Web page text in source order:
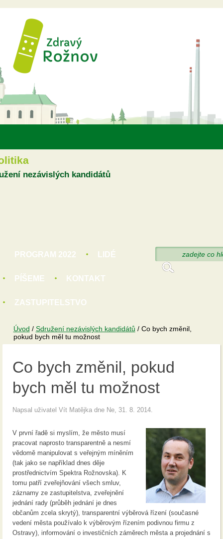
nezávislých kandidátů
PROGRAM 2022 LIDÉ
PÍŠEME KONTAKT
ZASTUPITELSTVO
Hledat
Úvod / Sdružení nezávislých kandidátů / Co bych změnil,
pokud bych měl tu možnost
Co bych změnil, pokud
bych měl tu možnost
Napsal uživatel Vít Matějka dne Ne, 31. 8. 2014.
V první řadě si myslím, že město musí
pracovat naprosto transparentně a nesmí
vědomě manipulovat s veřejným míněním
(tak jako se například dnes děje
prostřednictvím Spektra Rožnovska). K
tomu patří zveřejňování všech smluv,
záznamy ze zastupitelstva, zveřejnění
jednání rady (průběh jednání je dnes
občanům zcela skrytý), transparentní výběrová řízení (současné
vedení města používalo k výběrovým řízením podivnou firmu z
Ostravy), informování o investičních záměrech města a projednání s